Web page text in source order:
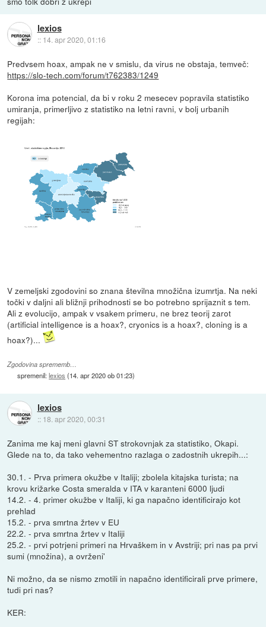
lexios
:: 14. apr 2020, 01:16
Predvsem hoax, ampak ne v smislu, da virus ne obstaja, temveč:
https://slo-tech.com/forum/t762383/1249
Korona ima potencial, da bi v roku 2 mesecev popravila statistiko
umiranja, primerljivo z statistiko na letni ravni, v bolj urbanih
regijah:
V zemeljski zgodovini so znana številna množična izumrtja. Na neki
točki v daljni ali bližnji prihodnosti se bo potrebno sprijaznit s tem.
Ali z evolucijo, ampak v vsakem primeru, ne brez teorij zarot
(artificial intelligence is a hoax?, cryonics is a hoax?, cloning is a
hoax?)...
Zgodovina sprememb…
spremenil:lexios (14. apr 2020 ob 01:23)
lexios
:: 18. apr 2020, 00:31
Zanima me kaj meni glavni ST strokovnjak za statistiko, Okapi.
Glede na to, da tako vehementno razlaga o zadostnih ukrepih...:
30.1. - Prva primera okužbe v Italiji; zbolela kitajska turista; na
krovu križarke Costa smeralda v ITA v karanteni 6000 ljudi
14.2. - 4. primer okužbe v Italiji, ki ga napačno identificirajo kot
prehlad
15.2. - prva smrtna žrtev v EU
22.2. - prva smrtna žrtev v Italiji
25.2. - prvi potrjeni primeri na Hrvaškem in v Avstriji; pri nas pa prvi
sumi (množina), a ovrženi'
Ni možno, da se nismo zmotili in napačno identificirali prve primere,
tudi pri nas?
KER: